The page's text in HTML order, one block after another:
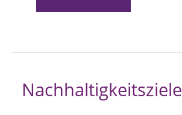
Nachhaltigkeitsziele